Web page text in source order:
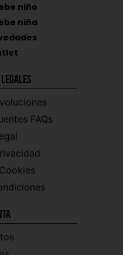
niño
niña
FAQs